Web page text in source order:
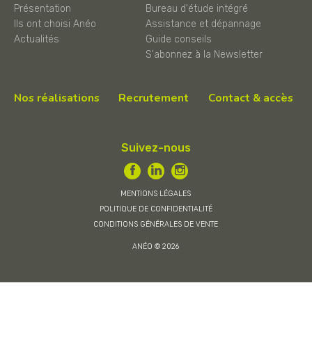
Présentation
Ils ont choisi Anéo
Actualités
Bureau d'étude intégré
Assistance et dépannage
Guide conseils
S'abonnez à la Newsletter
Nos réalisations Recrutement Contact & accès
Suivez-nous
MENTIONS LÉGALES
POLITIQUE DE CONFIDENTIALITÉ
CONDITIONS GÉNÉRALES DE VENTE
ANÉO © 2026